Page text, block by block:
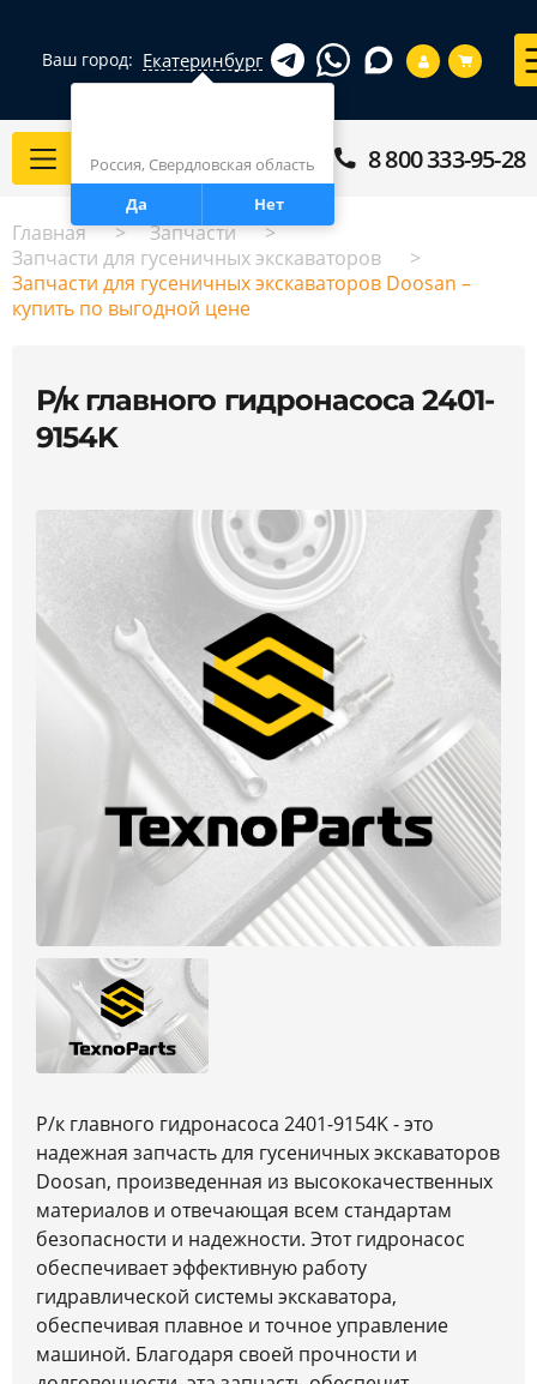
Ваш город: Екатеринбург
Россия, Свердловская область
Да
Нет
Каталог 8 800 333-95-28
Главная
Запчасти
Запчасти для гусеничных экскаваторов
Запчасти для гусеничных экскаваторов Doosan –
купить по выгодной цене
Р/к главного гидронасоса 2401-
9154K
Р/к главного гидронасоса 2401-9154K - это
надежная запчасть для гусеничных экскаваторов
Doosan, произведенная из высококачественных
материалов и отвечающая всем стандартам
безопасности и надежности. Этот гидронасос
обеспечивает эффективную работу
гидравлической системы экскаватора,
обеспечивая плавное и точное управление
машиной. Благодаря своей прочности и